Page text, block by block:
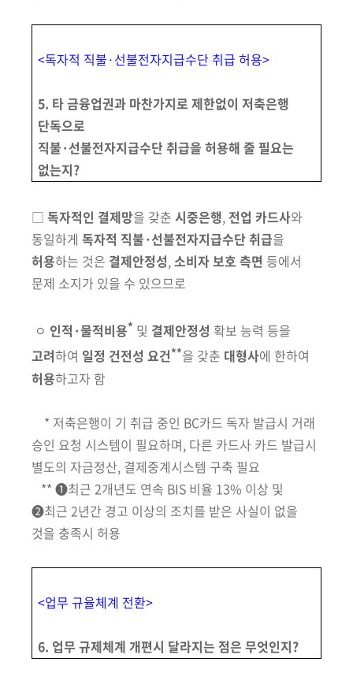
<독자적 직불·선불전자지급수단 취급 허용>
5. 타 금융업권과 마찬가지로 제한없이 저축은행
단독으로
직불·선불전자지급수단 취급을 허용해 줄 필요는
없는지?
□ 독자적인 결제망을 갖춘 시중은행,전업 카드사와
동일하게 독자적 직불·선불전자지급수단취급을
허용하는 것은 결제안정성,소비자 보호 측면 등에서
문제 소지가 있을 수 있으므로
ㅇ 인적·물적비용* 및 결제안정성 확보 능력 등을
고려하여 일정 건전성 요건**을 갖춘 대형사에 한하여
허용하고자 함
* 저축은행이 기 취급 중인 BC카드 독자 발급시 거래
승인 요청 시스템이 필요하며, 다른 카드사 카드 발급시
별도의 자금정산, 결제중계시스템 구축 필요
** ➊최근 2개년도 연속 BIS 비율 13% 이상 및
➋최근 2년간 경고 이상의 조치를 받은 사실이 없을
것을 충족시 허용
<업무 규율체계 전환>
6. 업무 규제체계 개편시 달라지는 점은 무엇인지?